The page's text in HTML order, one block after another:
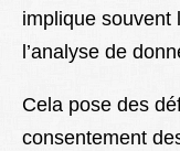
implique souvent
l’analyse de
Cela pose des
consentement